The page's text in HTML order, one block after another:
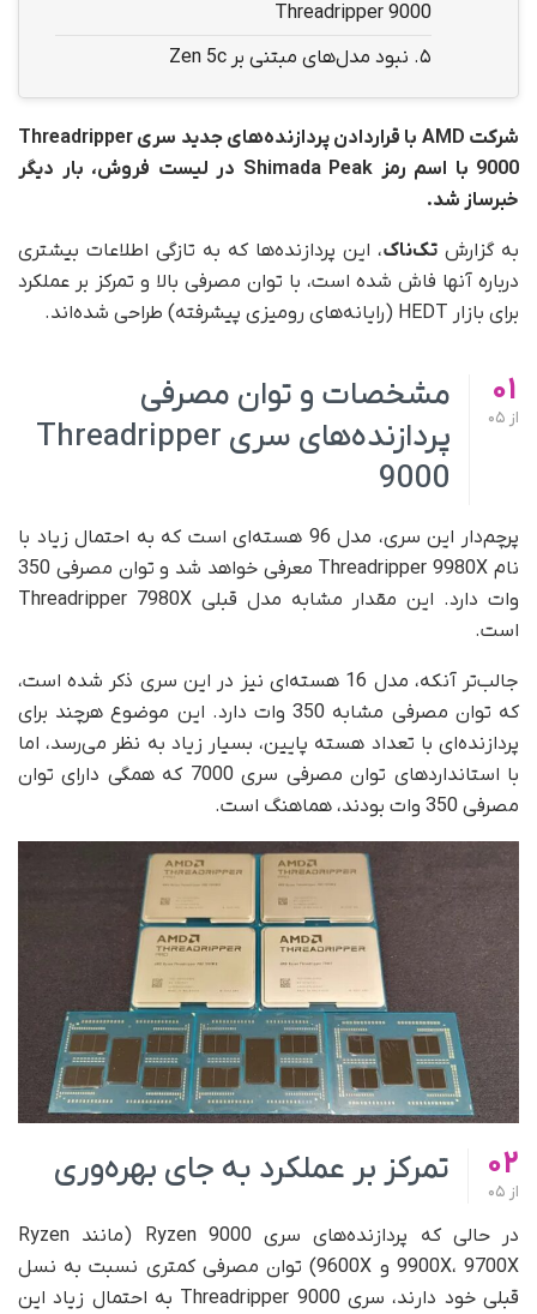
Threadripper 9000
5. نبود مدل‌های مبتنی بر Zen 5c
شرکت AMD با قراردادن پردازنده‌های جدید سری Threadripper
9000 با اسم رمز Shimada Peak در لیست فروش، بار دیگر
خبرساز شد.
به گزارش تک‎‌‎ناک
، این پردازنده‌ها که به تازگی اطلاعات بیشتری
درباره آنها فاش شده است، با توان مصرفی بالا و تمرکز بر عملکرد
برای بازار HEDT (رایانه‌های رومیزی پیشرفته) طراحی شده‌اند.
01
از
مشخصات و توان مصرفی
پردازنده‌های سری Threadripper
9000
پرچم‌د‌ار این سری، مدل 96 هسته‌ای است که به احتمال زیاد با
نام Threadripper 9980X معرفی خواهد شد و توان مصرفی 350
وات دارد. این مقدار مشابه مدل قبلی Threadripper 7980X
است.
جالب‌تر آنکه، مدل 16 هسته‌ای نیز در این سری ذکر شده است،
که توان مصرفی مشابه 350 وات دارد. این موضوع هرچند برای
پردازنده‌ای با تعداد هسته پایین، بسیار زیاد به نظر می‌رسد، اما
با استانداردهای توان مصرفی سری 7000 که همگی دارای توان
مصرفی 350 وات بودند، هماهنگ است.
02
از
تمرکز بر عملکرد به جای بهره‌وری
در حالی که پردازنده‌های سری Ryzen 9000 (مانند Ryzen
9900X، 9700X و 9600X) توان مصرفی کمتری نسبت به نسل
قبلی خود دارند، سری Threadripper 9000 به احتمال زیاد این